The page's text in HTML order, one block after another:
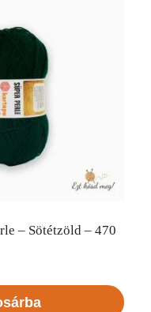
– Sötétzöld – 470